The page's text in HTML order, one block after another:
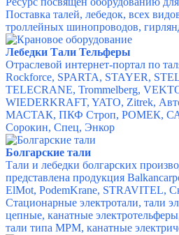
Поставка талей, лебедок, всех
троллейных шинопроводов,
Лебедки Тали Тельферы
Отраслевой интернет-портал по
Rockforce, SPARTA, STAYER,
TELECRANE, Trommelberg,
WIEDERKRAFT, YATO, Zitrek,
МАСТАК, ПКФ Строп, РОМЕК,
Сорокин, Спец, Энкор
Болгарские тали
Тали и лебедки болгарских
представлена продукция
ElMot, PodemKrane, STRAVITEL,
Стационарные электротали, тали
цепные, канатные
тали типа MPM, канатные